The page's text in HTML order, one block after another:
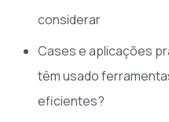
considerar
Cases e aplicações
têm usado
eficientes?